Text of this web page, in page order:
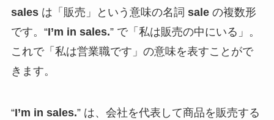
sales は「販売」という意味の名詞 saleの複数形
です。“I’m in sales.” で「私は販売の中にいる」。
これで「私は営業職です」の意味を表すことがで
きます。
“I’m in sales.” は、会社を代表して商品を販売する